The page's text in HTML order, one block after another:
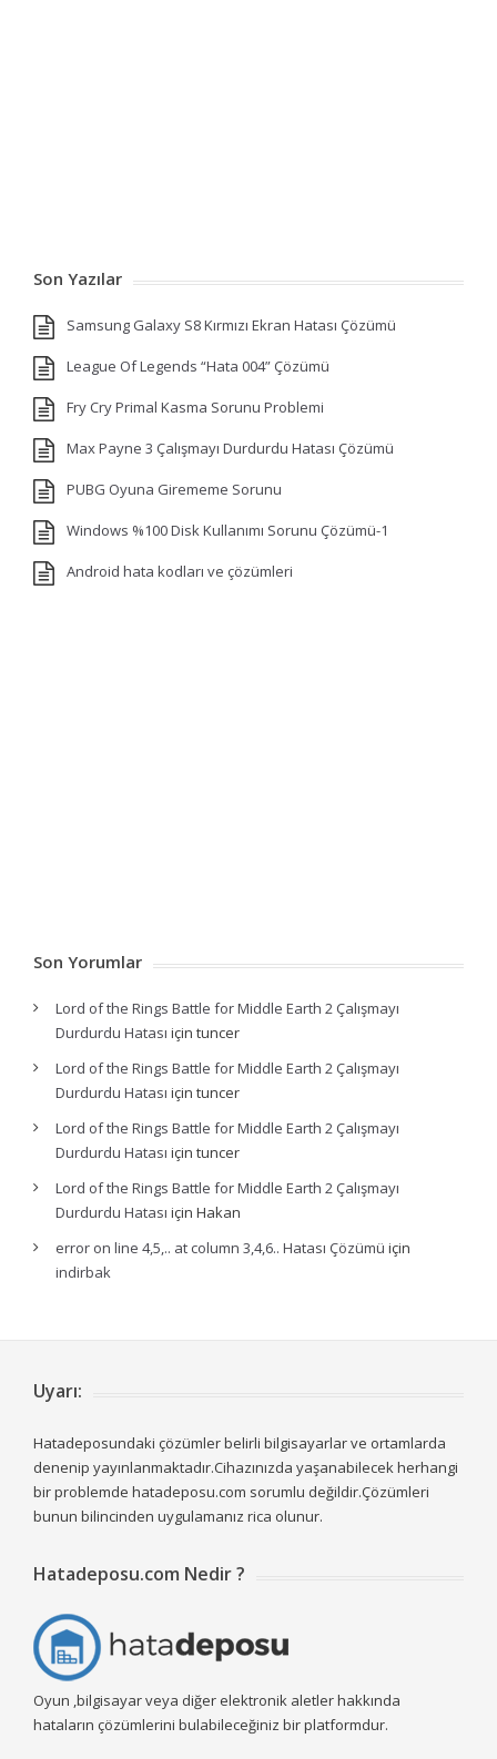
Son Yazılar
Samsung Galaxy S8 Kırmızı Ekran Hatası Çözümü
League Of Legends “Hata 004” Çözümü
Fry Cry Primal Kasma Sorunu Problemi
Max Payne 3 Çalışmayı Durdurdu Hatası Çözümü
PUBG Oyuna Girememe Sorunu
Windows %100 Disk Kullanımı Sorunu Çözümü-1
Android hata kodları ve çözümleri
Son Yorumlar
Lord of the Rings Battle for Middle Earth 2 Çalışmayı
Durdurdu Hatası için tuncer
Lord of the Rings Battle for Middle Earth 2 Çalışmayı
Durdurdu Hatası için tuncer
Lord of the Rings Battle for Middle Earth 2 Çalışmayı
Durdurdu Hatası için tuncer
Lord of the Rings Battle for Middle Earth 2 Çalışmayı
Durdurdu Hatası için Hakan
error on line 4,5,.. at column 3,4,6.. Hatası Çözümü için
indirbak
Uyarı:
Hatadeposundaki çözümler belirli bilgisayarlar ve ortamlarda
denenip yayınlanmaktadır.Cihazınızda yaşanabilecek herhangi
bir problemde hatadeposu.com sorumlu değildir.Çözümleri
bunun bilincinden uygulamanız rica olunur.
Hatadeposu.com Nedir ?
Oyun ,bilgisayar veya diğer elektronik aletler hakkında
hataların çözümlerini bulabileceğiniz bir platformdur.